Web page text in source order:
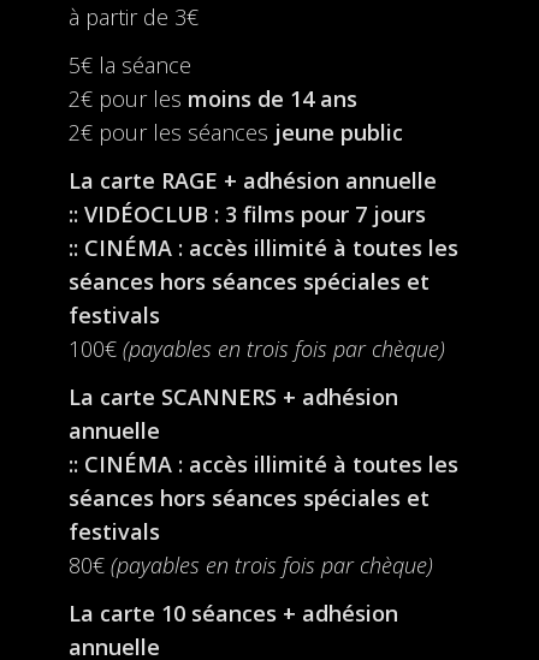
à partir de 3€
5€ la séance
2€ pour les moins de 14 ans
2€ pour les séances jeune public
La carte RAGE + adhésion annuelle
:: VIDÉOCLUB : 3 films pour 7 jours
:: CINÉMA : accès illimité à toutes les
séances hors séances spéciales et
festivals
100€ (payables en trois fois par chèque)
La carte SCANNERS + adhésion
annuelle
:: CINÉMA : accès illimité à toutes les
séances hors séances spéciales et
festivals
80€ (payables en trois fois par chèque)
La carte 10 séances + adhésion
annuelle